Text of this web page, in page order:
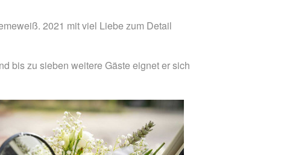
2021 mit viel Liebe zum Detail
bis zu sieben weitere Gäste eignet er sich